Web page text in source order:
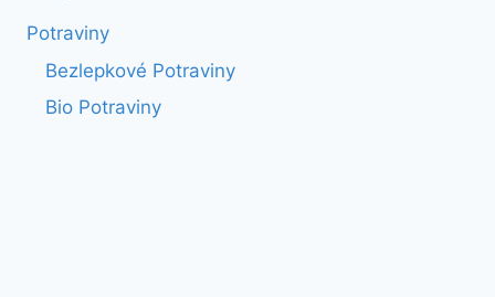
Potraviny
Bezlepkové Potraviny
Bio Potraviny